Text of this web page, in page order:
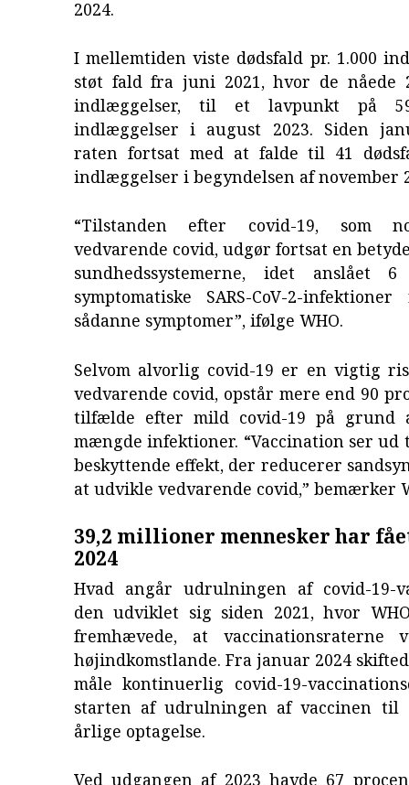
2024.
I mellemtiden viste dødsfald pr. 1.000
støt fald fra juni 2021, hvor de nåede
indlæggelser, til et lavpunkt på
indlæggelser i august 2023. Siden
raten fortsat med at falde til 41
indlæggelser i begyndelsen af november
“Tilstanden efter covid-19, som
vedvarende covid, udgør fortsat en
sundhedssystemerne, idet anslået
symptomatiske SARS-CoV-2-
sådanne symptomer”, ifølge WHO.
Selvom alvorlig covid-19 er en vigtig
vedvarende covid, opstår mere end 90
tilfælde efter mild covid-19 på grund
mængde infektioner. “Vaccination ser ud
beskyttende effekt, der reducerer
at udvikle vedvarende covid,” bemærker
39,2 millioner mennesker har
2024
Hvad angår udrulningen af covid-19-
den udviklet sig siden 2021, hvor
fremhævede, at vaccinationsraterne
højindkomstlande. Fra januar 2024
måle kontinuerlig covid-19-
starten af udrulningen af vaccinen til
årlige optagelse.
Ved udgangen af 2023 havde 67